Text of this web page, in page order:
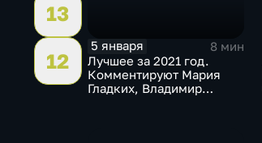
13
12
5 января
8 мин
Лучшее за 2021 год.
Комментируют Мария
Гладких, Владимир